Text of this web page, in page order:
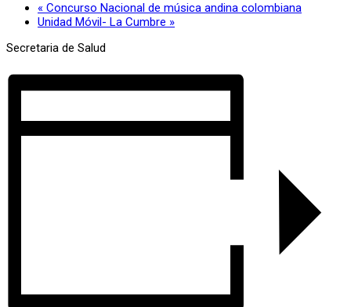
« Concurso Nacional de música andina colombiana
Unidad Móvil- La Cumbre »
Secretaria de Salud